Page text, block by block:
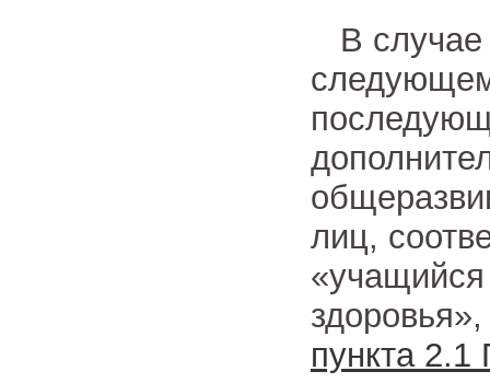
В
лиц,
пункта